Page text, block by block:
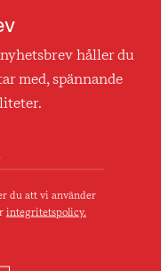
håller du
med, spännande
du att vi använder
integritetspolicy.